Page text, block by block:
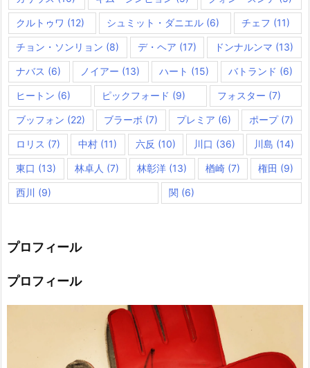
クルトゥワ (12) シュミット・ダニエル (6) チェフ (11)
チョン・ソンリョン (8) デ・ヘア (17) ドンナルンマ (13)
ナバス (6) ノイアー (13) ハート (15) バトランド (6)
ヒートン (6) ピックフォード (9) フォスター (7)
ブッフォン (22) ブラーボ (7) プレミア (6) ポープ(7)
ロリス (7) 中村 (11) 六反 (10) 川口 (36) 川島 (14)
東口 (13) 林卓人 (7) 林彰洋 (13) 楢崎(7) 権田 (9)
西川 (9) 関 (6)
プロフィール
プロフィール